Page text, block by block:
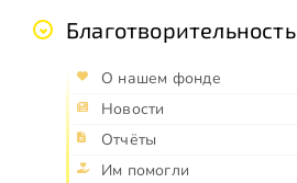
Благотворительность
О нашем фонде
Новости
Отчёты
Им помогли